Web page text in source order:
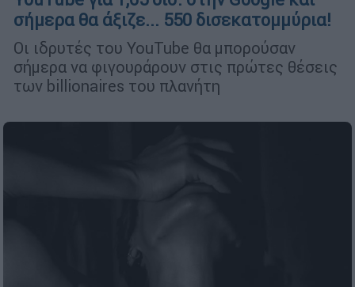
σήμερα θα άξιζε... 550 δισεκατομμύρια!
Οι ιδρυτές του YouTube θα μπορούσαν
σήμερα να φιγουράρουν στις πρώτες θέσεις
των billionaires του πλανήτη